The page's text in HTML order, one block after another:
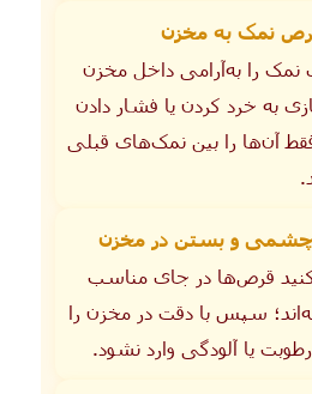
نمک به مخزن
را به‌آرامی داخل مخزن
به خرد کردن یا فشار دادن
آن‌ها را بین نمک‌های قبلی
و بستن در مخزن
قرص‌ها در جای مناسب
سپس با دقت در مخزن را
رطوبت یا آلودگی وارد نشود.